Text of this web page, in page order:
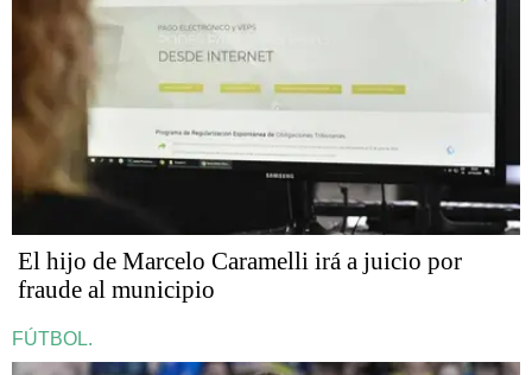
​​​​​El hijo de Marcelo Caramelli irá a juicio por
fraude al municipio
FÚTBOL.